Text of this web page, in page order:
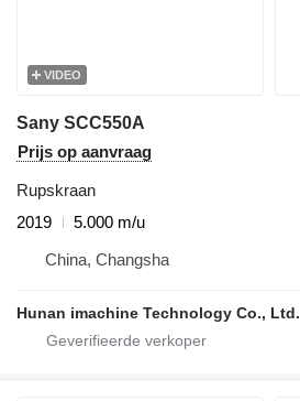
VIDEO
Sany SCC550A
Prijs op aanvraag
Rupskraan
2019
5.000 m/u
China, Changsha
Hunan imachine Technology Co., Ltd.